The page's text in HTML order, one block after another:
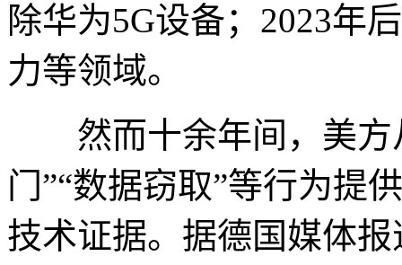
除华为5G设备；2023年
力等领域。
然而十余年间，美方
门”“数据窃取”等行为提
技术证据。据德国媒体